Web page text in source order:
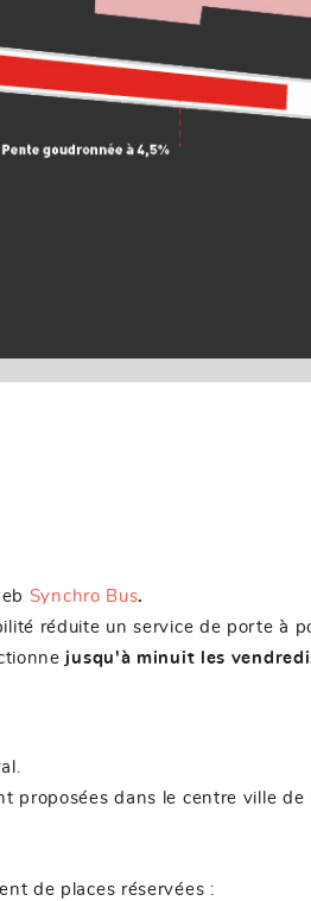
Synchro Bus.
réduite un service de porte à
jusqu'à minuit les
proposées dans le centre ville
de places réservées :